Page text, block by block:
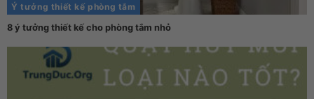
Ý tưởng thiết kế phòng tắm
8 ý tưởng thiết kế cho phòng tắm nhỏ